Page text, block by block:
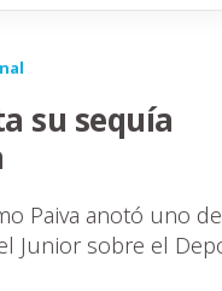
su sequía
Paiva anotó uno
Junior sobre el